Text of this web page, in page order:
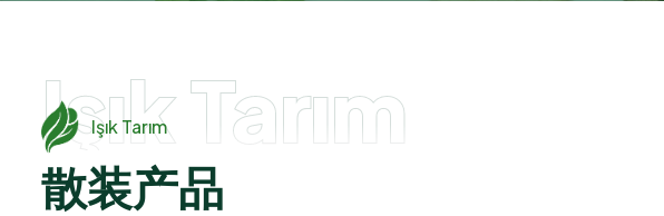
Işık Tarım
Işık Tarım
散装产品